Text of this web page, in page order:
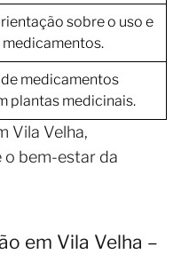
sobre o uso e
medicamentos
plantas medicinais.
Vila Velha,
o bem-estar da
em Vila Velha –